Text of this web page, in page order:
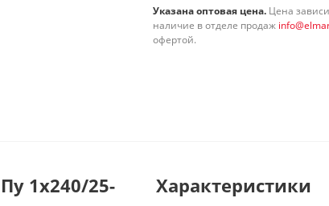
Указана оптовая цена. Цена
наличие в отделе продаж
офертой.
1х240/25-
Характеристики